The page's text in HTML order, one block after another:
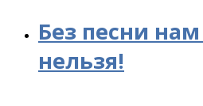
Без песни
нельзя!